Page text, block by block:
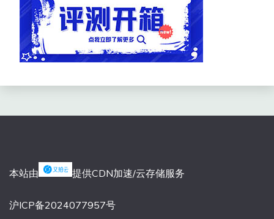
本站由 提供CDN加速/云存储服务
沪ICP备2024077957号